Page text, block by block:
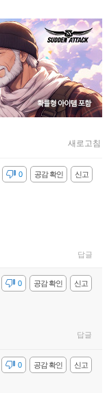
새로고침
신고
공감 확인
0
답글
신고
공감 확인
0
답글
신고
공감 확인
0